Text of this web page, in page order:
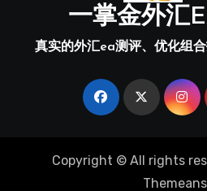
一掌金外汇
真实的外汇ea测评、优化组
Copyright © All rights